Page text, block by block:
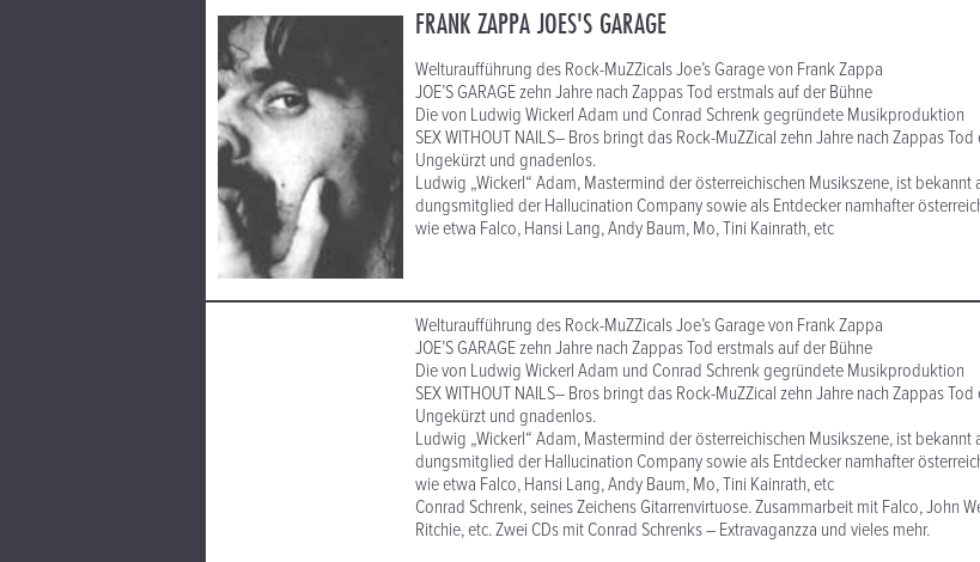
FRANK ZAPPA JOES'S GARAGE
Welturaufführung des Rock-MuZZicals Joe’s Garage von Frank Zappa
JOE’S GARAGE zehn Jahre nach Zappas Tod erstmals auf der Bühne
Die von Ludwig Wickerl Adam und Conrad Schrenk gegründete Musikproduktion
SEX WITHOUT NAILS– Bros bringt das Rock-MuZZical zehn Jahre nach Zappas
Ungekürzt und gnadenlos.
Ludwig „Wickerl“ Adam, Mastermind der österreichischen Musikszene, ist bekannt
dungsmitglied der Hallucination Company sowie als Entdecker namhafter
wie etwa Falco, Hansi Lang, Andy Baum, Mo, Tini Kainrath, etc
Welturaufführung des Rock-MuZZicals Joe’s Garage von Frank Zappa
JOE’S GARAGE zehn Jahre nach Zappas Tod erstmals auf der Bühne
Die von Ludwig Wickerl Adam und Conrad Schrenk gegründete Musikproduktion
SEX WITHOUT NAILS– Bros bringt das Rock-MuZZical zehn Jahre nach Zappas
Ungekürzt und gnadenlos.
Ludwig „Wickerl“ Adam, Mastermind der österreichischen Musikszene, ist bekannt
dungsmitglied der Hallucination Company sowie als Entdecker namhafter
wie etwa Falco, Hansi Lang, Andy Baum, Mo, Tini Kainrath, etc
Conrad Schrenk, seines Zeichens Gitarrenvirtuose. Zusammarbeit mit Falco, John
Ritchie, etc. Zwei CDs mit Conrad Schrenks – Extravaganzza und vieles mehr.